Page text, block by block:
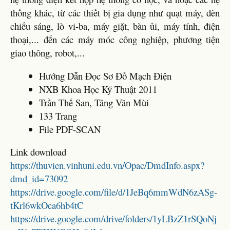
thống khác, từ các thiết bị gia dụng như quạt máy, đèn
chiếu sáng, lò vi-ba, máy giặt, bàn ủi, máy tính, điện
thoại,... đến các máy móc công nghiệp, phương tiện
giao thông, robot,...
Hướng Dẫn Đọc Sơ Đồ Mạch Điện
NXB Khoa Học Kỹ Thuật 2011
Trần Thế San, Tăng Văn Mùi
133 Trang
File PDF-SCAN
Link download
https://thuvien.vinhuni.edu.vn/Opac/DmdInfo.aspx?
dmd_id=73092
https://drive.google.com/file/d/1JeBq6mmWdN6zASg-
tKrl6wkOca6hb4tC
https://drive.google.com/drive/folders/1yLBzZ1rSQoNj